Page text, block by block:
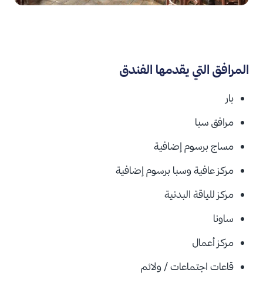
المرافق التي يقدمها الفندق
بار
مرافق سبا
مساج برسوم إضافية
مركز عافية وسبا برسوم إضافية
مركز للياقة البدنية
ساونا
مركز أعمال
قاعات اجتماعات / ولائم